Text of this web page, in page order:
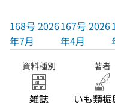
168号 2026
年7月
167号 2026
年4月
資料種別
雑誌
著者
いも類